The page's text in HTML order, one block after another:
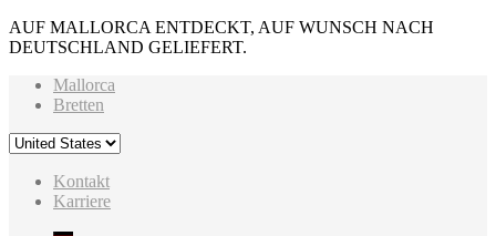
AUF MALLORCA ENTDECKT, AUF WUNSCH NACH
DEUTSCHLAND GELIEFERT.
Mallorca
Bretten
Kontakt
Karriere